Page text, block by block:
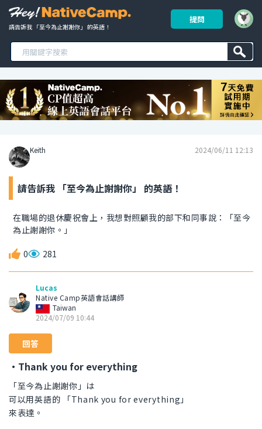
請告訴我 「至今為止謝謝你」 的英語！
提問
Keith 2024/06/11 12:13
請告訴我 「至今為止謝謝你」 的英語！
在職場的退休慶祝會上，我想對照顧我的部下和同事說：「至今
為止謝謝你。」
0 281
Lucas
Native Camp英語會話講師
Taiwan
2024/07/09 10:44
回答
・Thank you for everything
「至今為止謝謝你」は
可以用英語的 「Thank you for everything」
來表達。